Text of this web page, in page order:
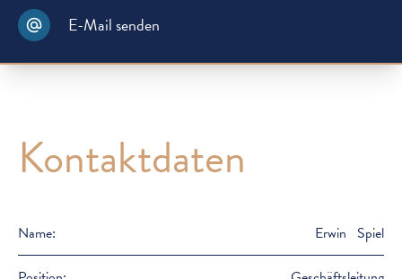
E-Mail senden
Kontaktdaten
Name: Erwin Spiel